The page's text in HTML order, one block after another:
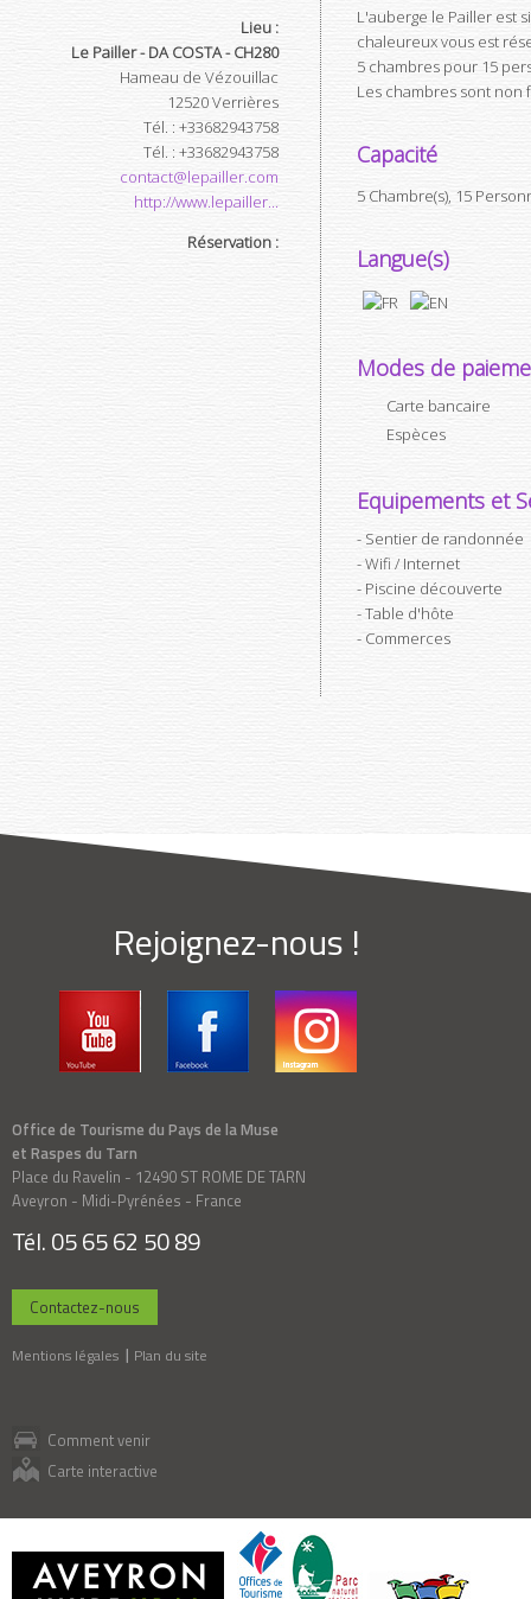
Lieu :
Le Pailler - DA COSTA - CH280
Hameau de Vézouillac
12520Verrières
Tél. : +33682943758
Tél. : +33682943758
contact@lepailler.com
http://www.lepailler...
Réservation :
L'auberge le Pailler est
chaleureux vous est
5 chambres pour 15
Les chambres sont non
Capacité
5 Chambre(s), 15
Langue(s)
Modes de
Carte bancaire
Espèces
Equipements et
Sentier de randonnée
Wifi / Internet
Piscine découverte
Table d'hôte
Commerces
Rejoignez-nous !
Office de Tourisme du Pays de la Muse
et Raspes du Tarn
Place du Ravelin - 12490 ST ROME DE TARN
Aveyron - Midi-Pyrénées - France
Tél. 05 65 62 50 89
Contactez-nous
Mentions légales Plan du site
Comment venir
Carte interactive